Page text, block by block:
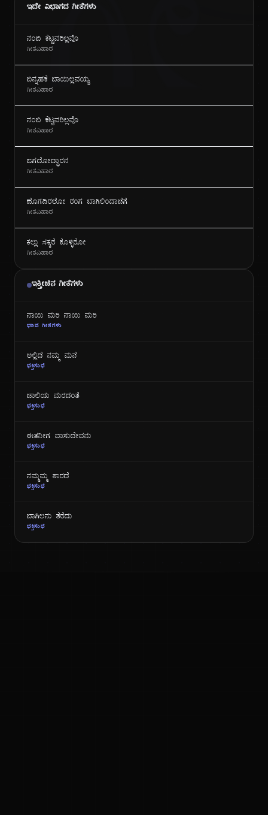
ಗೀ
ಇದೇ ವಿಭಾಗದ ಗೀತೆಗಳು
ನಂಬಿ ಕೆಟ್ಟವರಿಲ್ಲವೊ
ಗೀತವಿಹಾರ
ಬಿನ್ನಹಕೆ ಬಾಯಿಲ್ಲವಯ್ಯ
ಗೀತವಿಹಾರ
ನಂಬಿ ಕೆಟ್ಟವರಿಲ್ಲವೊ
ಗೀತವಿಹಾರ
ಜಗದೋದ್ಧಾರನ
ಗೀತವಿಹಾರ
ಪೊಗದಿರಲೋ ರಂಗ ಬಾಗಿಲಿಂದಾಚೆಗೆ
ಗೀತವಿಹಾರ
ಕಲ್ಲು ಸಕ್ಕರೆ ಕೊಳ್ಳಿರೋ
ಗೀತವಿಹಾರ
ಇತ್ತೀಚಿನ ಗೀತೆಗಳು
ನಾಯಿ ಮರಿ ನಾಯಿ ಮರಿ
ಭಾವ ಗೀತೆಗಳು
ಅಲ್ಲಿದೆ ನಮ್ಮ ಮನೆ
ಭಕ್ತಿಸುಧೆ
ಜಾಲಿಯ ಮರದಂತೆ
ಭಕ್ತಿಸುಧೆ
ಈತನೀಗ ವಾಸುದೇವನು
ಭಕ್ತಿಸುಧೆ
ನಮ್ಮಮ್ಮ ಶಾರದೆ
ಭಕ್ತಿಸುಧೆ
ಬಾಗಿಲನು ತೆರೆದು
ಭಕ್ತಿಸುಧೆ